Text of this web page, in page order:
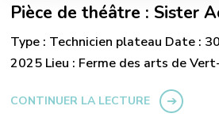
Pièce de théâtre : Sister
Type : Technicien plateau Date :
2025 Lieu : Ferme des arts de
CONTINUER LA LECTURE